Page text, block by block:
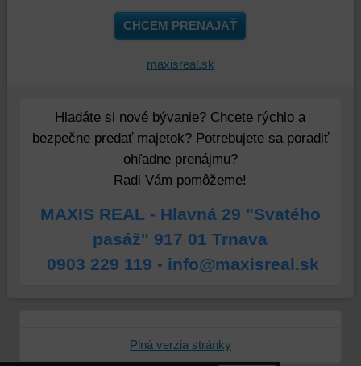
CHCEM PRENAJAŤ
maxisreal.sk
Hladáte si nové bývanie? Chcete rýchlo a
bezpečne predať majetok? Potrebujete sa poradiť
ohľadne prenájmu?
Radi Vám pomôžeme!
MAXIS REAL - Hlavná 29 "Svatého
pasáž" 917 01 Trnava
0903 229 119 - info@maxisreal.sk
Plná verzia stránky